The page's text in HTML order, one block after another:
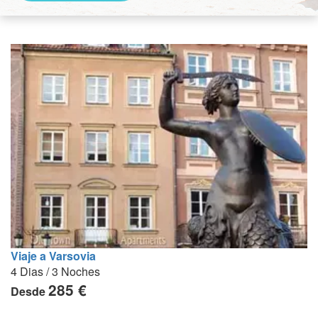
Viaje a Varsovia
4 Dias / 3 Noches
Desde285 €